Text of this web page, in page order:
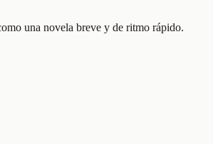
una novela breve y de ritmo rápido.